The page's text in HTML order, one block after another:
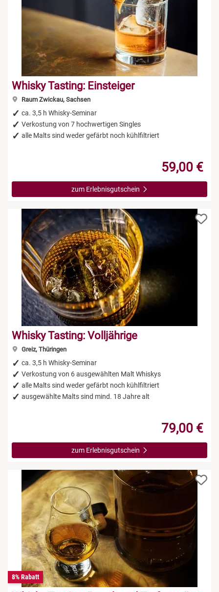
Whisky Tasting: Einsteiger
Raum Zwickau, Sachsen
ca. 3,5 h Whisky-Seminar
Verkostung von 7 hochwertigen Singles
alle Malts sind weder gefärbt noch kühlfiltriert
59,00 €
zum Erlebnisgutschein
Whisky Tasting: Volljährige
Greiz, Thüringen
ca. 3,5 h Whisky-Seminar
Verkostung von 6 ausgewählten Malt Whiskys
alle Malts sind weder gefärbt noch kühlfiltriert
ausgewählte Malts sind mind. 18 Jahre alt
79,00 €
zum Erlebnisgutschein
8% Rabatt